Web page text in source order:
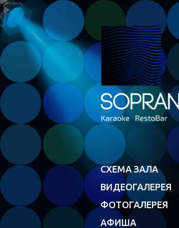
СХЕМА ЗАЛА
ВИДЕОГАЛЕРЕЯ
ФОТОГАЛЕРЕЯ
АФИША